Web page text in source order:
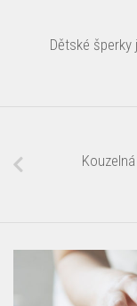
Dětské